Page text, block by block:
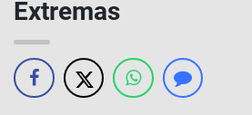
Extremas